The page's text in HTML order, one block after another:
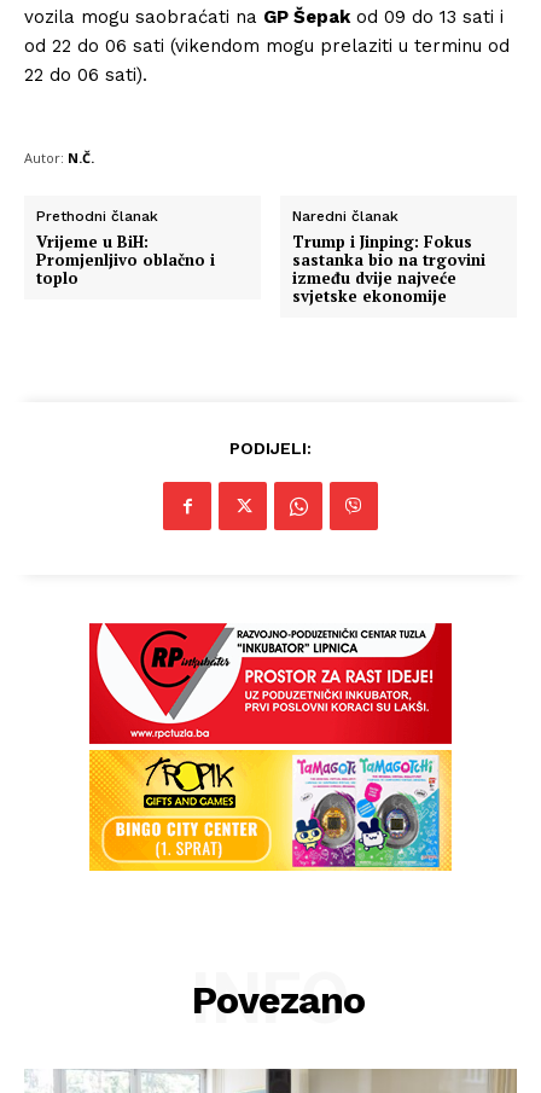
vozila mogu saobraćati na GP Šepakod 09 do 13 sati i
od 22 do 06 sati (vikendom mogu prelaziti u terminu od
22 do 06 sati).
Autor: N.Č.
Prethodni članak
Vrijeme u BiH:
Promjenljivo oblačno i
toplo
Naredni članak
Trump i Jinping: Fokus
sastanka bio na trgovini
između dvije najveće
svjetske ekonomije
PODIJELI:
Povezano
INFO